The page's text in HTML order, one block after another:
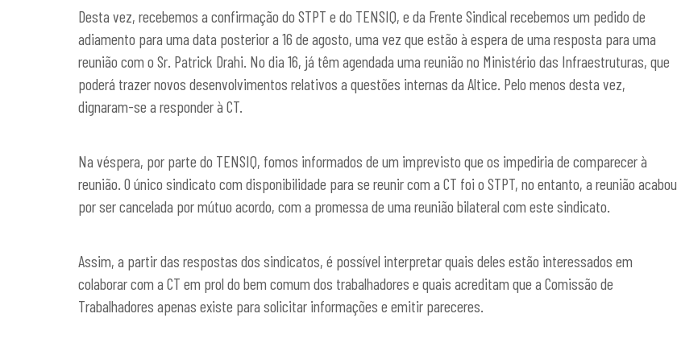
Desta vez, recebemos a confirmação do STPT e do TENSIQ, e da Frente Sindical recebemos um pedido de
adiamento para uma data posterior a 16 de agosto, uma vez que estão à espera de uma resposta para uma
reunião com o Sr. Patrick Drahi. No dia 16, já têm agendada uma reunião no Ministério das Infraestruturas, que
poderá trazer novos desenvolvimentos relativos a questões internas da Altice. Pelo menos desta vez,
dignaram-se a responder à CT.
Na véspera, por parte do TENSIQ, fomos informados de um imprevisto que os impediria de comparecer à
reunião. O único sindicato com disponibilidade para se reunir com a CT foi o STPT, no entanto, a reunião acabou
por ser cancelada por mútuo acordo, com a promessa de uma reunião bilateral com este sindicato.
Assim, a partir das respostas dos sindicatos, é possível interpretar quais deles estão interessados em
colaborar com a CT em prol do bem comum dos trabalhadores e quais acreditam que a Comissão de
Trabalhadores apenas existe para solicitar informações e emitir pareceres.